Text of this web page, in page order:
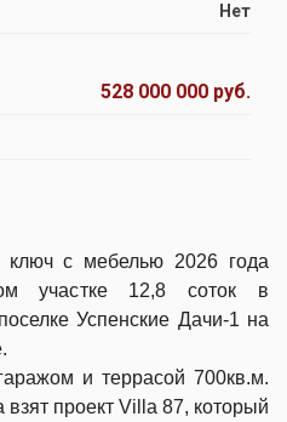
Нет
528 000 000 руб.
с мебелью 2026 года
участке 12,8 соток в
Успенские Дачи-1 на
и террасой 700кв.м.
проект Villa 87, который